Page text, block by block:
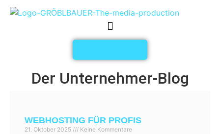
Der Unternehmer-Blog
WEBHOSTING FÜR PROFIS
21. Oktober 2025 Keine Kommentare